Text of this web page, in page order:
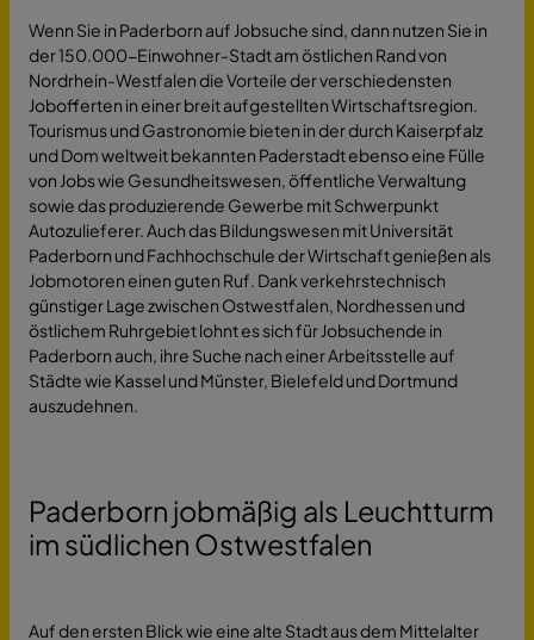
Wenn Sie in Paderborn auf Jobsuche sind, dann nutzen Sie in
der 150.000-Einwohner-Stadt am östlichen Rand von
Nordrhein-Westfalen die Vorteile der verschiedensten
Jobofferten in einer breit aufgestellten Wirtschaftsregion.
Tourismus und Gastronomie bieten in der durch Kaiserpfalz
und Dom weltweit bekannten Paderstadt ebenso eine Fülle
von Jobs wie Gesundheitswesen, öffentliche Verwaltung
sowie das produzierende Gewerbe mit Schwerpunkt
Autozulieferer. Auch das Bildungswesen mit Universität
Paderborn und Fachhochschule der Wirtschaft genießen als
Jobmotoren einen guten Ruf. Dank verkehrstechnisch
günstiger Lage zwischen Ostwestfalen, Nordhessen und
östlichem Ruhrgebiet lohnt es sich für Jobsuchende in
Paderborn auch, ihre Suche nach einer Arbeitsstelle auf
Städte wie Kassel und Münster, Bielefeld und Dortmund
auszudehnen.
Paderborn jobmäßig als Leuchtturm
im südlichen Ostwestfalen
Auf den ersten Blick wie eine alte Stadt aus dem Mittelalter